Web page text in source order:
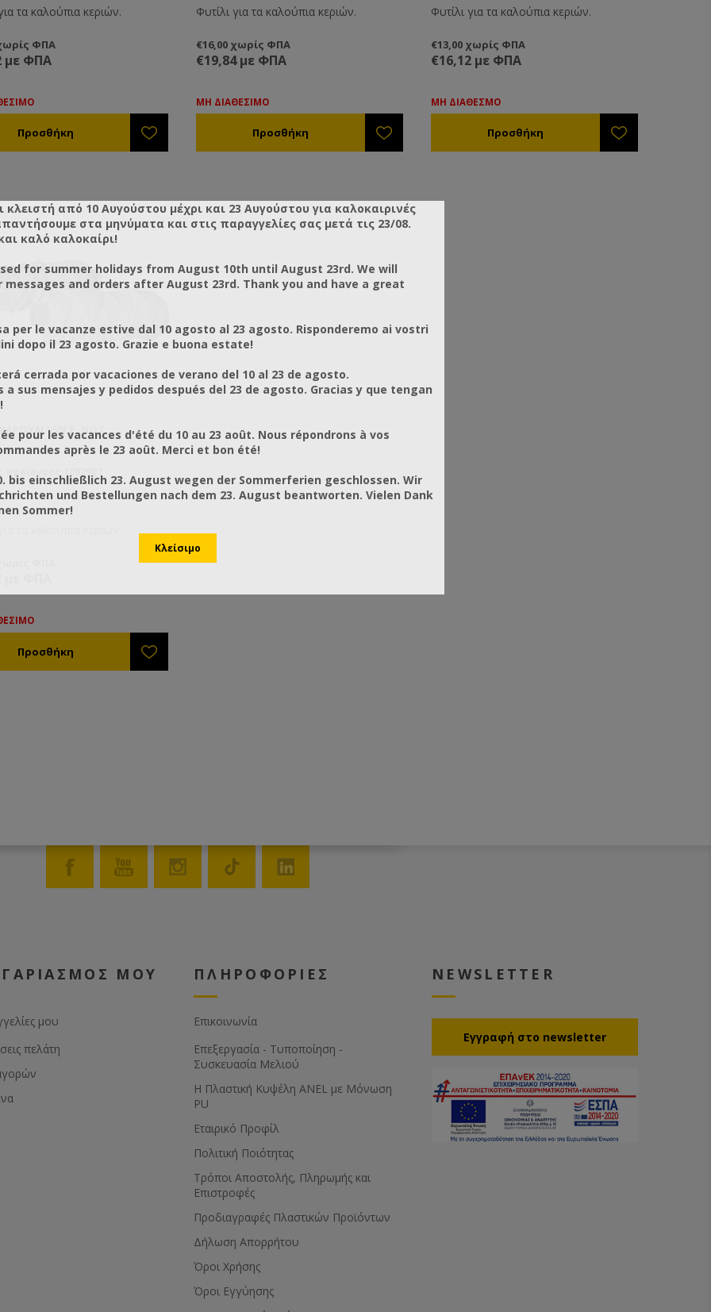
τα καλούπια κεριών.
ΦΠΑ
με ΦΠΑ
Φυτίλι για τα καλούπια κεριών.
€16,00 χωρίς ΦΠΑ
€19,84 με ΦΠΑ
ΜΗ ΔΙΑΘΕΣΙΜΟ
Φυτίλι για τα καλούπια κεριών.
€13,00 χωρίς ΦΠΑ
€16,12 με ΦΠΑ
ΜΗ ΔΙΑΘΕΣΜΟ
150ΓΡ, ΝΟ7
ΜΟΥ
μου
πελάτη
ΠΛΗΡΟΦΟΡΙΕΣ
Επικοινωνία
Επεξεργασία - Τυποποίηση -
Συσκευασία Μελιού
Η Πλαστική Κυψέλη ANEL με Μόνωση
PU
Εταιρικό Προφίλ
Πολιτική Ποιότητας
Τρόποι Αποστολής, Πληρωμής και
Επιστροφές
Προδιαγραφές Πλαστικών Προϊόντων
Δήλωση Απορρήτου
Όροι Χρήσης
Όροι Εγγύησης
NEWSLETTER
Eγγραφή στο newsletter
κλειστή από 10 Αυγούστου μέχρι και 23 Αυγούστου για καλοκαιρινές
στα μηνύματα και στις παραγγελίες σας μετά τις 23/08.
καλό καλοκαίρι!
for summer holidays from August 10th until August 23rd. We will
messages and orders after August 23rd. Thank you and have a great
per le vacanze estive dal 10 agosto al 23 agosto. Risponderemo ai vostri
dopo il 23 agosto. Grazie e buona estate!
cerrada por vacaciones de verano del 10 al 23 de agosto.
a sus mensajes y pedidos después del 23 de agosto. Gracias y que tengan
pour les vacances d'été du 10 au 23 août. Nous répondrons à vos
après le 23 août. Merci et bon été!
bis einschließlich 23. August wegen der Sommerferien geschlossen. Wir
und Bestellungen nach dem 23. August beantworten. Vielen Dank
Sommer!